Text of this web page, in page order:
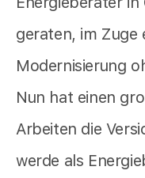
geraten, im Zuge
Modernisierung
Nun hat einen
Arbeiten die
werde als